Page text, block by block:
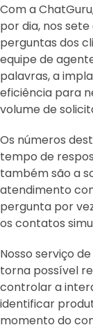
Com a
por dia, nos
perguntas dos
equipe de
palavras, a
eficiência para
volume de
Os números
tempo de
também são a
atendimento
pergunta por
os contatos
Nosso serviço
torna possível
controlar a
identificar
momento do